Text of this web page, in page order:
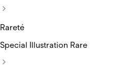
Rareté
Special Illustration Rare